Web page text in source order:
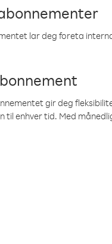
lar deg foreta
gir deg
til enhver tid. Med